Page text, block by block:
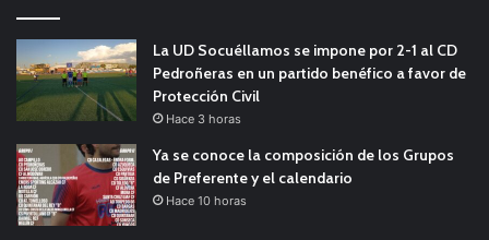
La UD Socuéllamos se impone por 2-1 al CD
Pedroñeras en un partido benéfico a favor de
Protección Civil
Hace 3 horas
Ya se conoce la composición de los Grupos
de Preferente y el calendario
Hace 10 horas